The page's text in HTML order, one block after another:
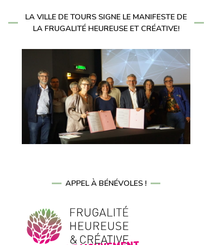
LA VILLE DE TOURS SIGNE LE MANIFESTE DE
LA FRUGALITÉ HEUREUSE ET CRÉATIVE!
APPEL À BÉNÉVOLES !